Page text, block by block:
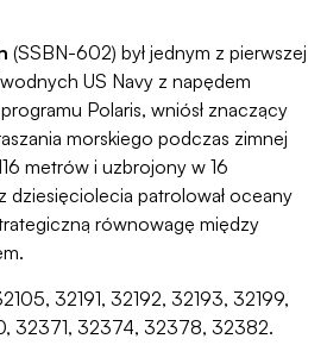
(SSBN-602) był jednym z pierwszej
US Navy z napędem
Polaris, wniósł znaczący
morskiego podczas zimnej
metrów i uzbrojony w 16
dziesięciolecia patrolował oceany
równowagę między
32191, 32192, 32193, 32199,
32371, 32374, 32378, 32382.